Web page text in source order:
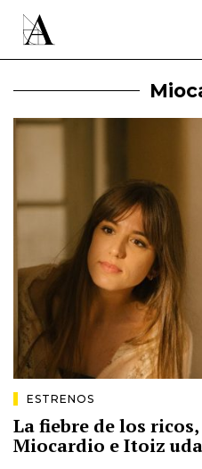
ESTRENOS
La fiebre de los
Miocardio e Itoiz
ÚNETE A LA